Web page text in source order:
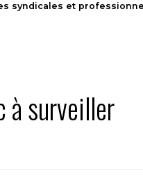
syndicales et
à surveiller